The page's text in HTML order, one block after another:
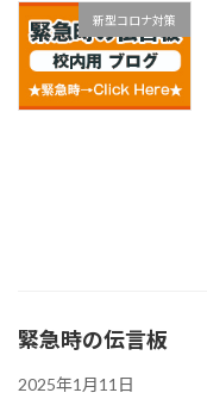
新型コロナ対策
緊急時の伝言板
2025年1月11日